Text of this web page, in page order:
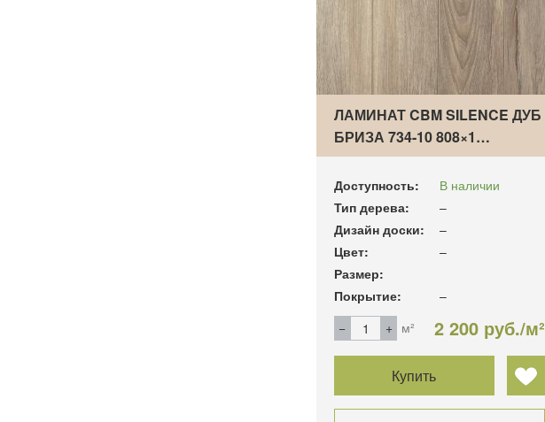
ЛАМИНАТ CBM SILENCE ДУБ
БРИЗА 734-10 808×1…
Доступность:
В наличии
Тип дерева:
–
Дизайн доски:
–
Цвет:
–
Размер:
Покрытие:
–
м²
2 200 руб./м²
Купить